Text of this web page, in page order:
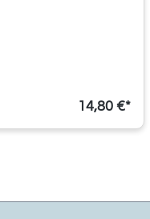
14,80 €*